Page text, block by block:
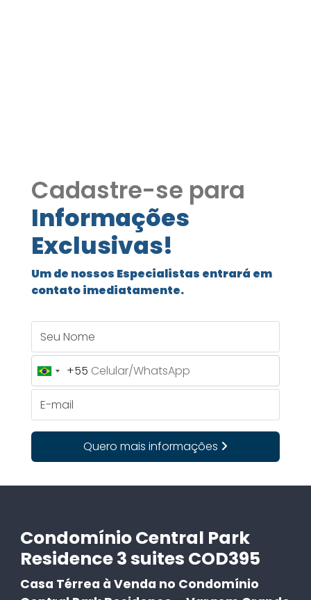
Cadastre-se para
Informações
Exclusivas!
Um de nossos Especialistas entrará em
contato imediatamente.
Brazil
+55
+55
Quero mais informações
Condomínio Central Park
Residence 3 suites COD395
Casa Térrea à Venda no Condomínio